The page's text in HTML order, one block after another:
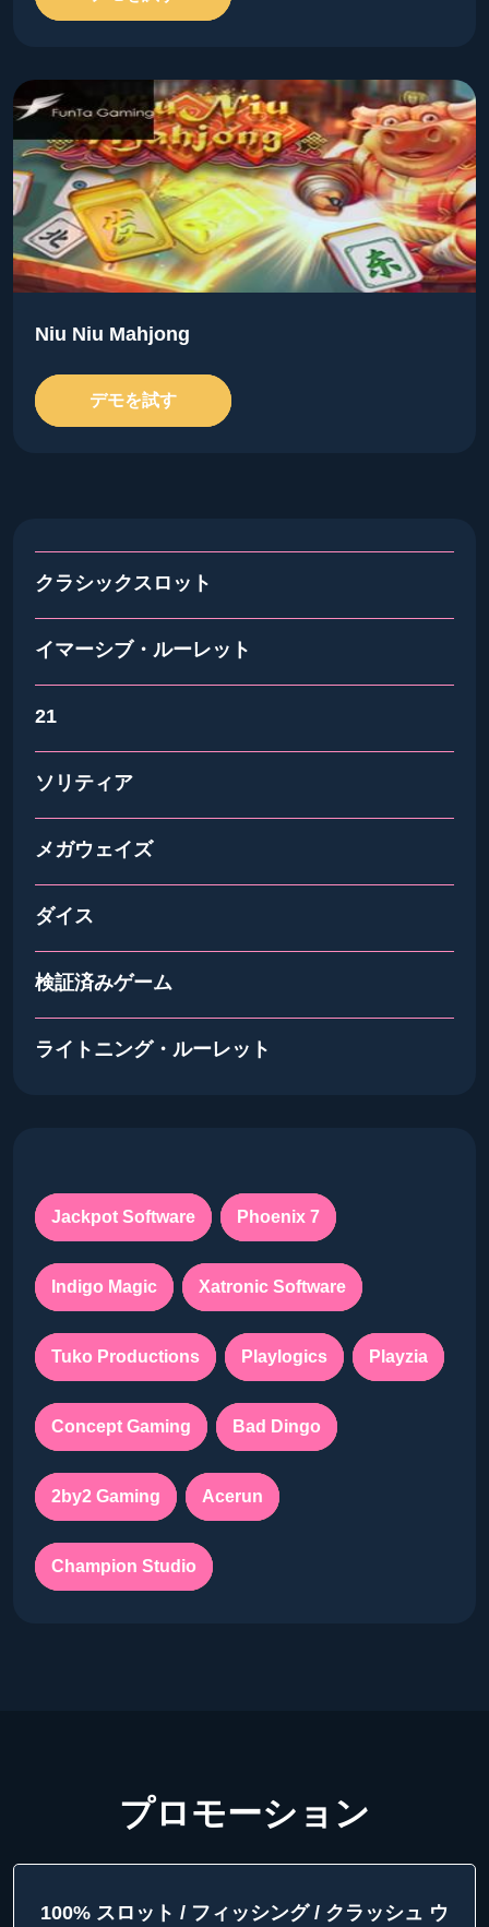
Niu Niu Mahjong
デモを試す
クラシックスロット
イマーシブ・ルーレット
21
ソリティア
メガウェイズ
ダイス
検証済みゲーム
ライトニング・ルーレット
Jackpot Software Phoenix 7
Indigo Magic Xatronic Software
Tuko Productions Playlogics Playzia
Concept Gaming Bad Dingo
2by2 Gaming Acerun
Champion Studio
プロモーション
100% スロット / フィッシング / クラッシュ ウ